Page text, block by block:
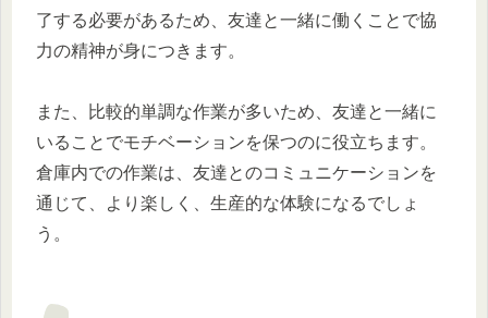
了する必要があるため、友達と一緒に働くことで協
力の精神が身につきます。
また、比較的単調な作業が多いため、友達と一緒に
いることでモチベーションを保つのに役立ちます。
倉庫内での作業は、友達とのコミュニケーションを
通じて、より楽しく、生産的な体験になるでしょ
う。